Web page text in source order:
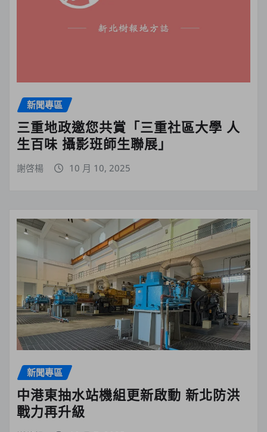
新聞專區
三重地政邀您共賞「三重社區大學 人
生百味 攝影班師生聯展」
謝啓楊 10 月 10, 2025
新聞專區
中港東抽水站機組更新啟動 新北防洪
戰力再升級